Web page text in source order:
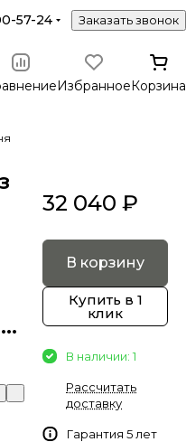
57-24 Заказать звонок
ИзбранноеКорзина
32 040 ₽
В корзину
Купить в 1
клик
В наличии: 1
Рассчитать
доставку
Гарантия 5 лет